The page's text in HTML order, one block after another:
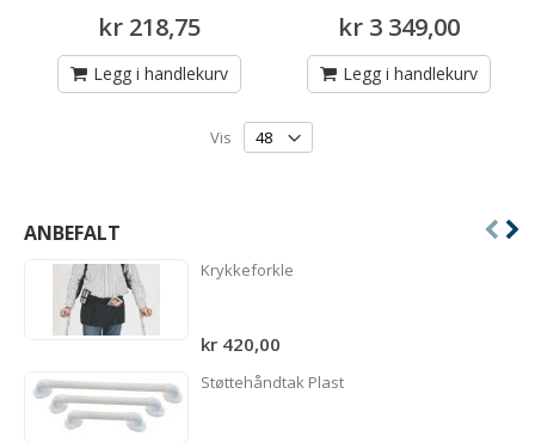
kr 218,75
Legg i handlekurv
kr 3 349,00
Legg i handlekurv
Vis
ANBEFALT
Krykkeforkle
kr 420,00
Støttehåndtak Plast